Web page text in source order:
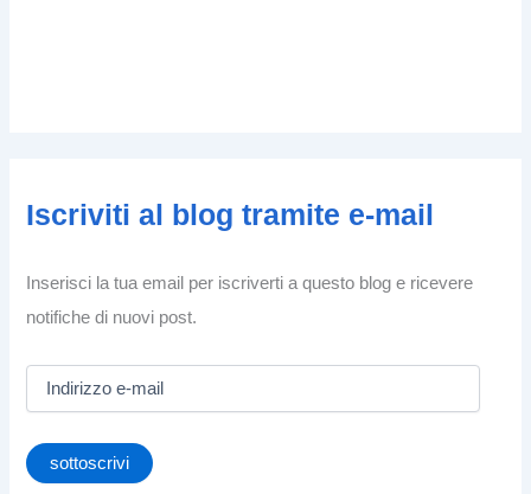
Iscriviti al blog tramite e-mail
Inserisci la tua email per iscriverti a questo blog e ricevere
notifiche di nuovi post.
r
sottoscrivi